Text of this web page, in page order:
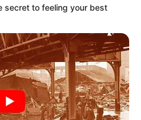
secret to feeling your best